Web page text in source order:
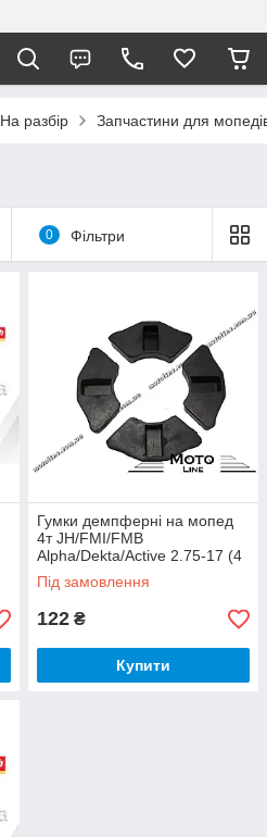
На разбір Запчастини для
0 Фільтри
Гумки демпферні на мопед
4т JH/FMI/FMB
Alpha/Dekta/Active 2.75-17 (4
шт.) Mototech
Під замовлення
122 ₴
Купити